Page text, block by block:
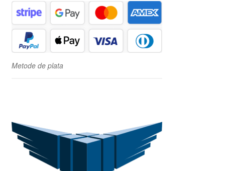
Metode de plata